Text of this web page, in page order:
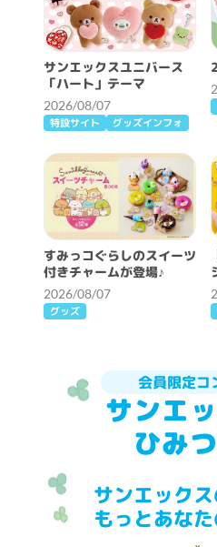
サンエックスユニバース
「ハート」テーマ
2026/08/07
特設サイト グッズインフォ
すみっコぐらしのスイーツ
付きチャームが登場♪
2026/08/07
グッズ
会員限定コ
サンエ
ひみ
サンエック
もっとあなた